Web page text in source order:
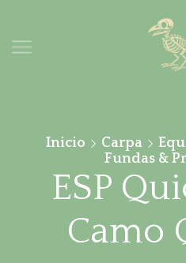
Inicio Carpa
Fundas &
ESP
Camo